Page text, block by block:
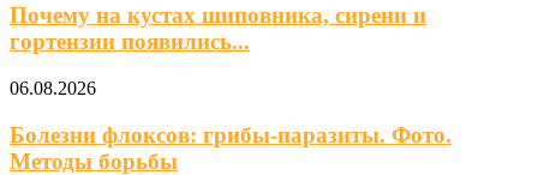
Почему на кустах шиповника, сирени и
гортензии появились...
06.08.2026
Болезни флоксов: грибы-паразиты. Фото.
Методы борьбы